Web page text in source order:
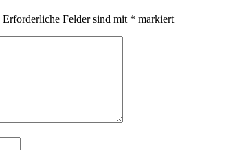
Erforderliche Felder sind mit * markiert